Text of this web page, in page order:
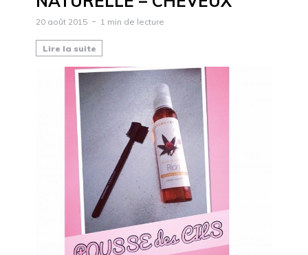
20 août 2015 1 min de lecture
Lire la suite